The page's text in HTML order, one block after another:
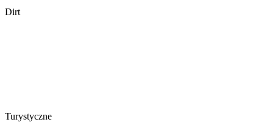
Dirt
Turystyczne